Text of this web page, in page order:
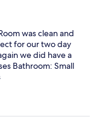
was clean and
for our two day
we did have a
Bathroom: Small